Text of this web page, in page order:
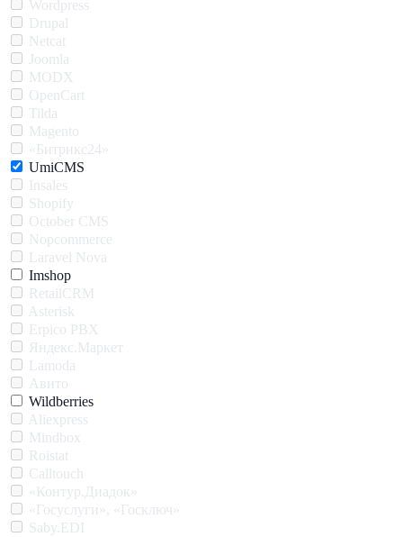
Wordpress
Drupal
Netcat
Joomla
MODX
OpenCart
Tilda
Magento
«Битрикс24»
UmiCMS
Insales
Shopify
October CMS
Nopcommerce
Laravel Nova
Imshop
RetailCRM
Asterisk
Erpico PBX
Яндекс.Маркет
Lamoda
Авито
Wildberries
Aliexpress
Mindbox
Roistat
Calltouch
«Контур.Диадок»
«Госуслуги», «Госключ»
Saby.EDI